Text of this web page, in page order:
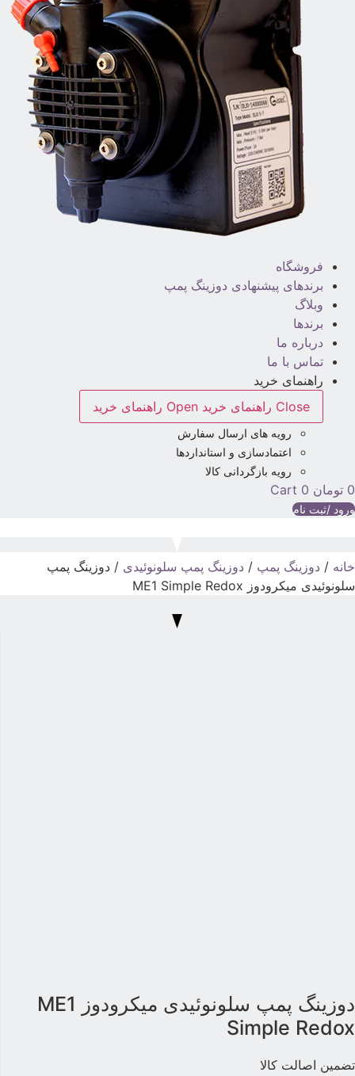
فروشگاه
برندهای پیشنهادی دوزینگ پمپ
وبلاگ
برندها
درباره ما
تماس با ما
راهنمای خرید
Close راهنمای خرید
Open راهنمای خرید
رویه های ارسال سفارش
اعتمادسازی و استانداردها
رویه بازگردانی کالا
0 تومان 0
Cart
ورود /ثبت نام
خانه / دوزینگ پمپ / دوزینگ پمپ سلونوئیدی / دوزینگ پمپ
سلونوئیدی میکرودوز ME1 Simple Redox
دوزینگ پمپ سلونوئیدی میکرودوز ME1
Simple Redox
تضمین اصالت کالا